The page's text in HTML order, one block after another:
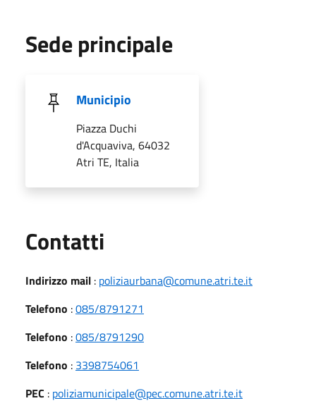
Sede principale
Municipio
Piazza Duchi
d'Acquaviva, 64032
Atri TE, Italia
Contatti
Indirizzo mail : poliziaurbana@comune.atri.te.it
Telefono :085/8791271
Telefono :085/8791290
Telefono : 3398754061
PEC : poliziamunicipale@pec.comune.atri.te.it